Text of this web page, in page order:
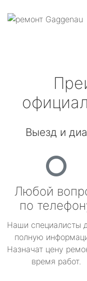
Выезд и
Любой
по
Наши специалисты
полную
Назначат цену
время работ.